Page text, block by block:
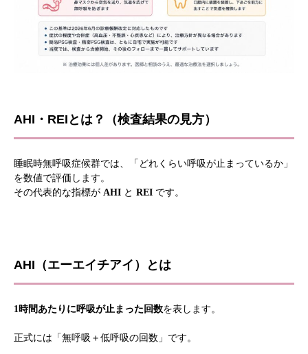
AHI・REIとは？（検査結果の見方）
睡眠時無呼吸症候群では、「どれくらい呼吸が止まっているか」
を数値で評価します。
その代表的な指標が AHI と REI です。
AHI（エーエイチアイ）とは
1時間あたりに呼吸が止まった回数を表します。
正式には「無呼吸＋低呼吸の回数」です。